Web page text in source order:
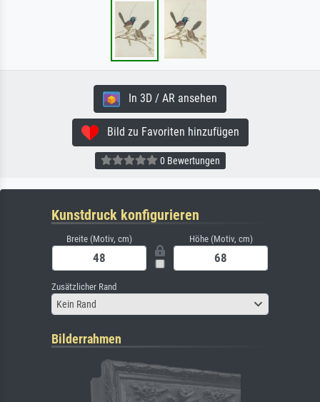
In 3D / AR ansehen
Bild zu Favoriten hinzufügen
0 Bewertungen
Kunstdruck konfigurieren
Breite (Motiv, cm) Höhe (Motiv, cm)
Zusätzlicher Rand
Kein Rand
Bilderrahmen